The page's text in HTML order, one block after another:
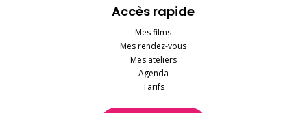
Accès rapide
Mes films
Mes rendez-vous
Mes ateliers
Agenda
Tarifs